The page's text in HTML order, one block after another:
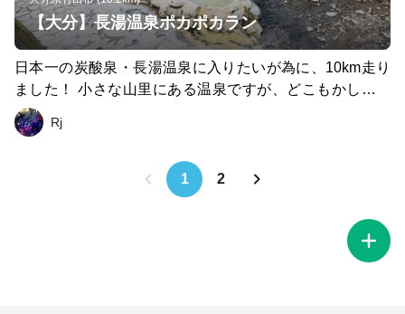
【大分】長湯温泉ポカポカラン
日本一の炭酸泉・長湯温泉に入りたいが為に、10km走り
ました！ 小さな山里にある温泉ですが、どこもかしこも
♨️ありすぎー♨️溢れ出すぎー笑 走り終わって温泉3軒はし
ごしました！ 心身ともにしっかりと癒されました
Rj
1 2